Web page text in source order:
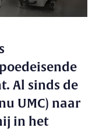
Al sinds de
UMC) naar
in het